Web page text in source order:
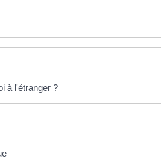
à l'étranger ?